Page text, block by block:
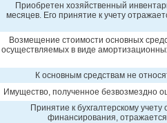
Приобретен хозяйственный
месяцев. Его принятие к учету
Возмещение стоимости основных
осуществляемых в виде
К основным средствам не
Имущество, полученное безвозмездно
Принятие к бухгалтерскому
финансирования,